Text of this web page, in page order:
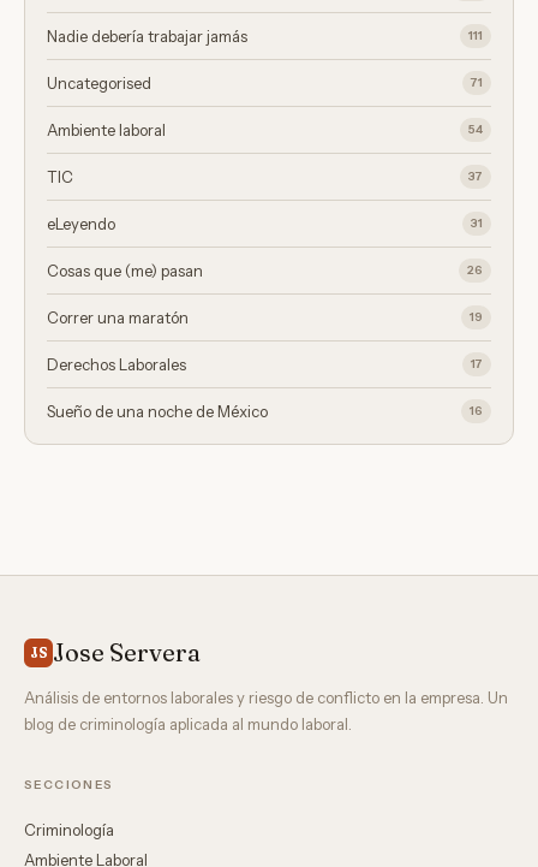
Nadie debería trabajar jamás 111
Uncategorised 71
Ambiente laboral 54
TIC 37
eLeyendo 31
Cosas que (me) pasan 26
Correr una maratón 19
Derechos Laborales 17
Sueño de una noche de México 16
JS Jose Servera
Análisis de entornos laborales y riesgo de conflicto en la empresa. Un
blog de criminología aplicada al mundo laboral.
SECCIONES
Criminología
Ambiente Laboral